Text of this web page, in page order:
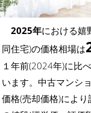
2025年における嬉
同住宅)の価格相場は
１年前(2024年)に比
います。中古マンシ
価格(売却価格)によ